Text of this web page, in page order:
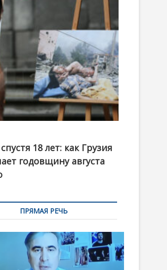
o
n
18 лет: как Грузия
годовщину августа
ПРЯМАЯ РЕЧЬ